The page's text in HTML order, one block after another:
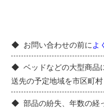
お問い合わせの前に よ
ベッドなどの大型商品
送先の予定地域を市区町村
部品の紛失、年数の経